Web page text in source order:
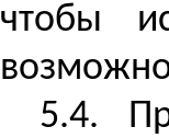
чтобы
5.4.